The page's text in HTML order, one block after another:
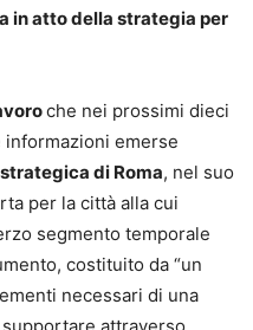
in atto della strategia per
che nei prossimi dieci
informazioni emerse
di Roma, nel suo
per la città alla cui
segmento temporale
costituito da “un
necessari di una
attraverso